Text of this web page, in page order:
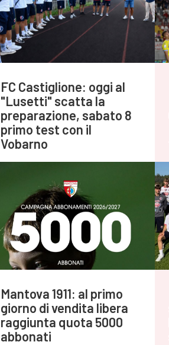
FC Castiglione: oggi al
"Lusetti" scatta la
preparazione, sabato 8
primo test con il
Vobarno
Mantova 1911: al primo
giorno di vendita libera
raggiunta quota 5000
abbonati